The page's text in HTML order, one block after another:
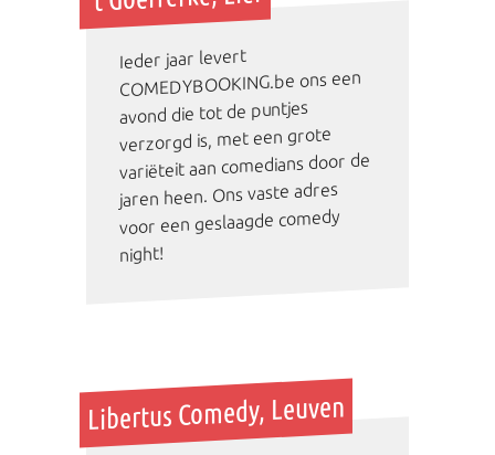
Ieder jaar levert
COMEDYBOOKING.be ons een
avond die tot de puntjes
verzorgd is, met een grote
variëteit aan comedians door de
jaren heen. Ons vaste adres
voor een geslaagde comedy
night!
Libertus Comedy, Leuven